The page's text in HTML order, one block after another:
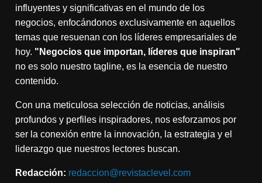
influyentes y significativas en el mundo de los
negocios, enfocándonos exclusivamente en aquellos
temas que resuenan con los líderes empresariales de
hoy. "Negocios que importan, líderes que inspiran"
no es solo nuestro tagline, es la esencia de nuestro
contenido.
Con una meticulosa selección de noticias, análisis
profundos y perfiles inspiradores, nos esforzamos por
ser la conexión entre la innovación, la estrategia y el
liderazgo que nuestros lectores buscan.
Redacción: redaccion@revistaclevel.com